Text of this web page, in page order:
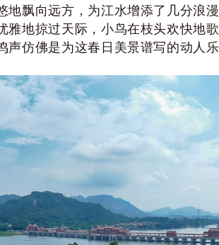
地飘向远方，为江水增添了几分浪漫
雅地掠过天际，小鸟在枝头欢快地歌
声仿佛是为这春日美景谱写的动人乐